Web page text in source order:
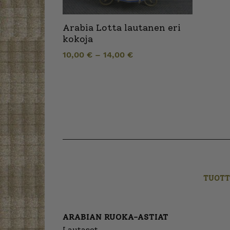
Arabia Lotta lautanen eri
kokoja
10,00 € – 14,00 €
ARABIAN RUOKA-ASTIAT